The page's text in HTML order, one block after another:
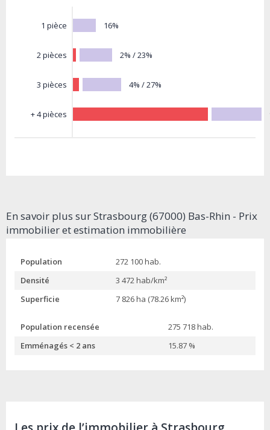
1 pièce
2 pièces
3 pièces
+ 4 pièces
16%
2% / 23%
4% / 27%
En savoir plus sur Strasbourg (67000) Bas-Rhin - Prix
immobilier et estimation immobilière
Population
272 100 hab.
Densité
3 472 hab/km²
Superficie
7 826 ha (78.26 km²)
Population recensée
275 718 hab.
Emménagés < 2 ans
15.87 %